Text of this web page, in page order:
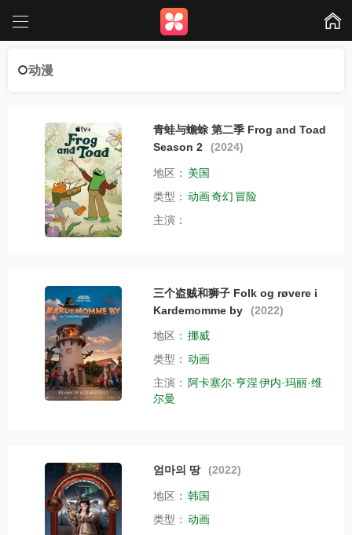
动漫
青蛙与蟾蜍 第二季 Frog and Toad
Season 2
(2024)
地区： 美国
类型： 动画奇幻 冒险
主演：
三个盗贼和狮子 Folk og røvere i
Kardemomme by
(2022)
地区： 挪威
类型： 动画
主演：
阿卡塞尔·亨涅伊内·玛丽·维
尔曼
엄마의 땅 (2022)
地区： 韩国
类型： 动画